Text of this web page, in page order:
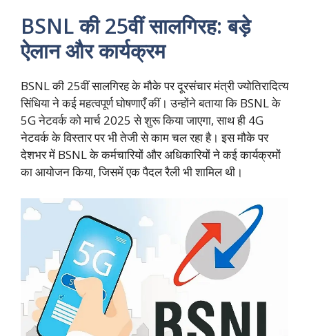
BSNL की 25वीं सालगिरह: बड़े
ऐलान और कार्यक्रम
BSNL की 25वीं सालगिरह के मौके पर दूरसंचार मंत्री ज्योतिरादित्य
सिंधिया ने कई महत्वपूर्ण घोषणाएँ कीं। उन्होंने बताया कि BSNL के
5G नेटवर्क को मार्च 2025 से शुरू किया जाएगा, साथ ही 4G
नेटवर्क के विस्तार पर भी तेजी से काम चल रहा है। इस मौके पर
देशभर में BSNL के कर्मचारियों और अधिकारियों ने कई कार्यक्रमों
का आयोजन किया, जिसमें एक पैदल रैली भी शामिल थी।